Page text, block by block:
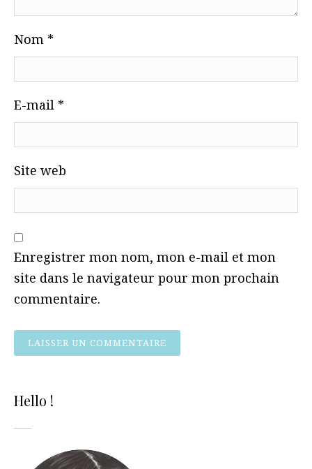
Nom *
E-mail *
Site web
Enregistrer mon nom, mon e-mail et mon
site dans le navigateur pour mon prochain
commentaire.
Hello !